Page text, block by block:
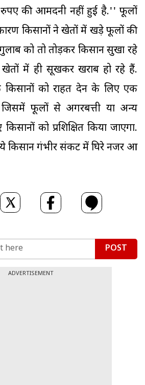
रुपए की आमदनी नहीं हुई है.'' फूलों
किसानों ने खेतों में खड़े फूलों की
को तो तोड़कर किसान सुखा रहे
में ही सूखकर खराब हो रहे हैं.
को राहत देन के लिए एक
जिसमें फूलों से अगरबत्ती या अन्य
को प्रशिक्षित किया जाएगा.
किसान गंभीर संकट में घिरे नजर आ
POST
ADVERTISEMENT